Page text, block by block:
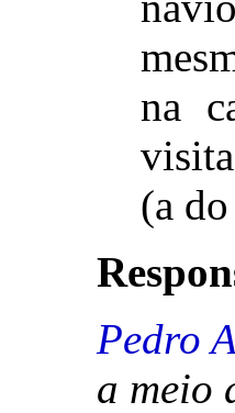
na
(a
Pedro
a meio